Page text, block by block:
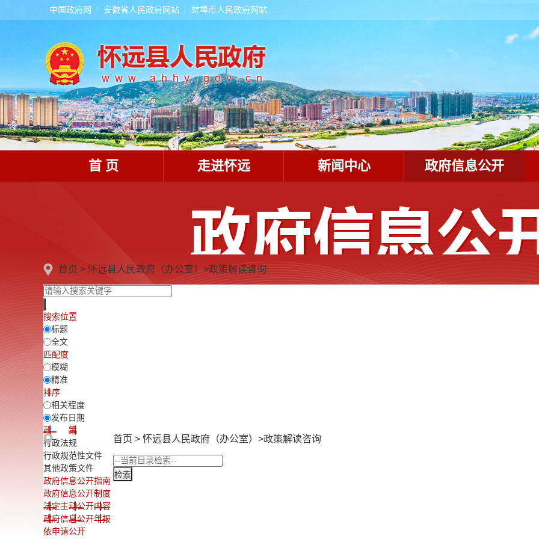
中国政府网 安徽省人民政府网站 蚌埠市人民政府网站
首 页 走进怀远 新闻中心 政府信息公开
首页 > 怀远县人民政府（办公室）>政策解读咨询
搜索位置
标题
全文
匹配度
模糊
精准
排序
相关程度
发布日期
政 策
行政法规
行政规范性文件
其他政策文件
政府信息公开指南
政府信息公开制度
法定主动公开内容
政府信息公开年报
依申请公开
首页 > 怀远县人民政府（办公室） >政策解读咨询